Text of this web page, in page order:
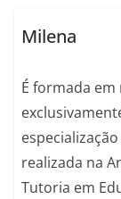
Milena
É formada
realizada na
Tutoria em